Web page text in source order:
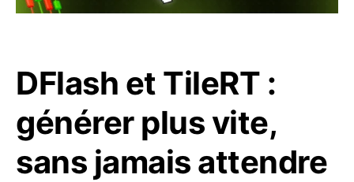
DFlash et TileRT :
générer plus vite,
sans jamais attendre